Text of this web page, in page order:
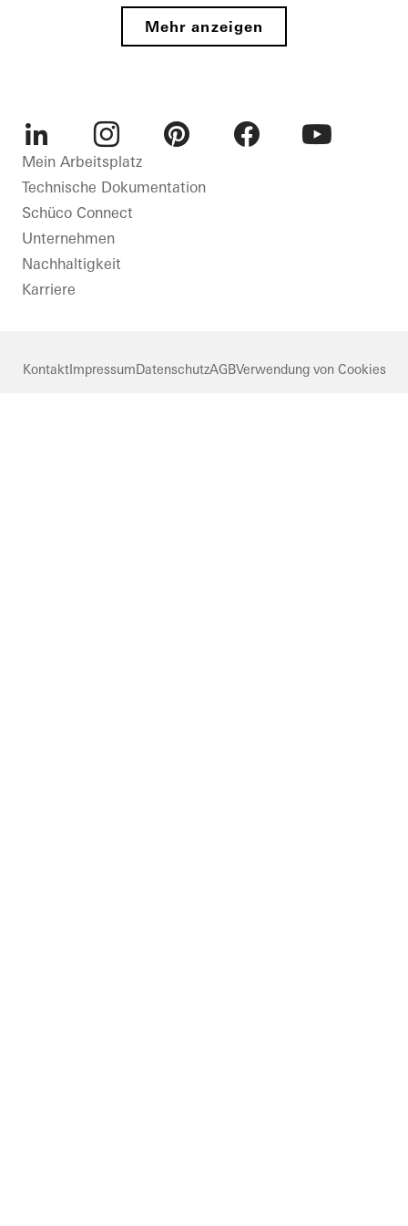
Fassaden
Sicherheit
Gebäudeautomation
Deutschland
BREEAM
Fenster
FACID
Sonnenschutz
Niederlande
Leerpark
Mehr anzeigen
LinkedIn Instagram
Mein Arbeitsplatz
Technische Dokumentation
Schüco Connect
Unternehmen
Nachhaltigkeit
Karriere
KontaktImpressumDatenschutzAGBVerwendung von Cookies